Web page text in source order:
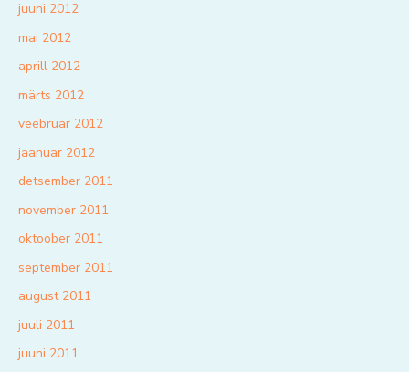
juuni 2012
mai 2012
aprill 2012
märts 2012
veebruar 2012
jaanuar 2012
detsember 2011
november 2011
oktoober 2011
september 2011
august 2011
juuli 2011
juuni 2011